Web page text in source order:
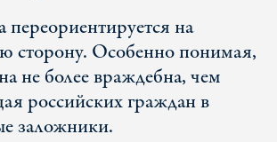
переориентируется на
сторону. Особенно понимая,
не более враждебна, чем
российских граждан в
заложники.